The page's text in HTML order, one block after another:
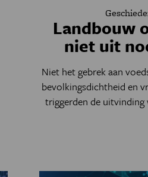
Landbouw
niet uit
Niet het gebrek aan
bevolkingsdichtheid en
triggerden de uitvinding